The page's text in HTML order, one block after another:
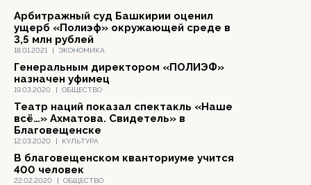
18.01.2021 | ЭКОНОМИКА
Арбитражный суд Башкирии оценил
ущерб «Полиэф» окружающей среде в
3,5 млн рублей
19.03.2020 | ОБЩЕСТВО
Генеральным директором «ПОЛИЭФ»
назначен уфимец
12.03.2020 | КУЛЬТУРА
Театр наций показал спектакль «Наше
всё…» Ахматова. Свидетель» в
Благовещенске
22.02.2020 | ОБЩЕСТВО
В благовещенском кванториуме учится
400 человек